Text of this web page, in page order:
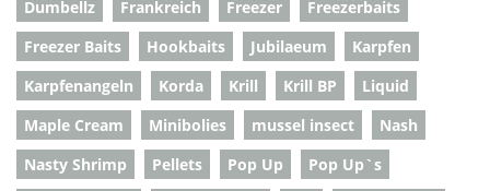
Dumbellz
Frankreich Freezer
Freezerbaits
Freezer Baits
Hookbaits Jubilaeum
Karpfen
Karpfenangeln
Korda Krill Krill BP
Liquid
Maple Cream
Minibolies mussel insect
Nash
Nasty Shrimp
Pellets Pop Up
Pop Up`s